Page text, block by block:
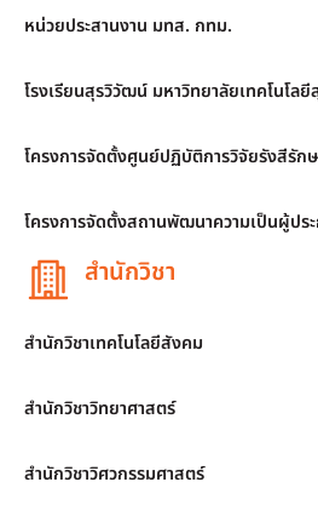
หน่วยประสานงาน มทส. กทม.
โรงเรียนสุรวิวัฒน์ มหาวิทยาลัยเทคโนโลยี
โครงการจัดตั้งศูนย์ปฏิบัติการวิจัยรังสีรัก
โครงการจัดตั้งสถานพัฒนาความเป็นผู้ปร
สำนักวิชา
สำนักวิชาเทคโนโลยีสังคม
สำนักวิชาวิทยาศาสตร์
สำนักวิชาวิศวกรรมศาสตร์